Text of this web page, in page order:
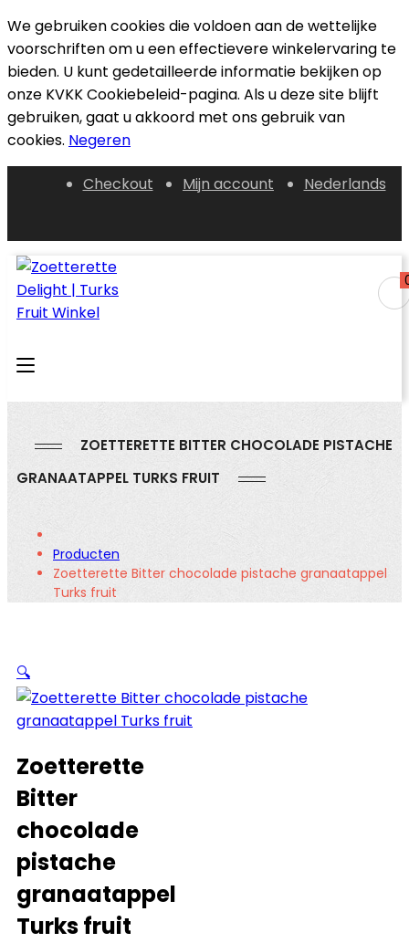
We gebruiken cookies die voldoen aan de wettelijke
voorschriften om u een effectievere winkelervaring te
bieden. U kunt gedetailleerde informatie bekijken op
onze KVKK Cookiebeleid-pagina. Als u deze site blijft
gebruiken, gaat u akkoord met ons gebruik van
cookies. Negeren
Checkout Mijn account Nederlands
ZOETTERETTE BITTER CHOCOLADE PISTACHE
GRANAATAPPEL TURKS FRUIT
Producten
Zoetterette Bitter chocolade pistache granaatappel
Turks fruit
🔍
Zoetterette
Bitter
chocolade
pistache
granaatappel
Turks fruit